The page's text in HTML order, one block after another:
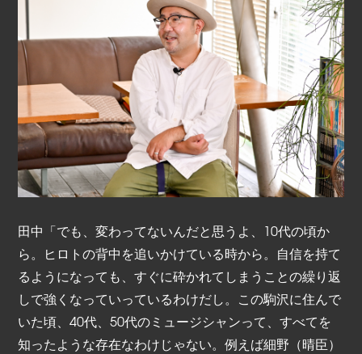
田中「でも、変わってないんだと思うよ、10代の頃か
ら。ヒロトの背中を追いかけている時から。自信を持て
るようになっても、すぐに砕かれてしまうことの繰り返
しで強くなっていっているわけだし。この駒沢に住んで
いた頃、40代、50代のミュージシャンって、すべてを
知ったような存在なわけじゃない。例えば細野（晴臣）